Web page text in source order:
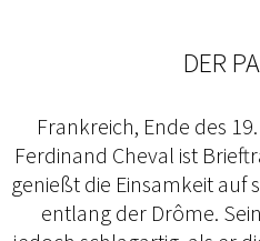
DER
Frankreich, Ende des
Ferdinand Cheval ist
genießt die Einsamkeit auf
entlang der Drôme.